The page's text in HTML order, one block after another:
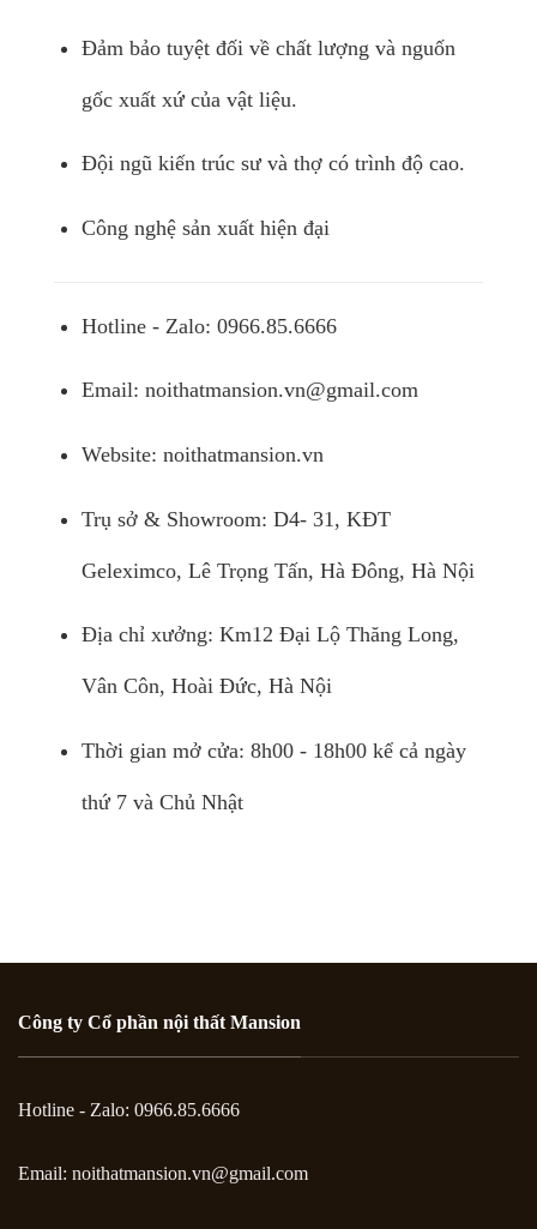
Đảm bảo tuyệt đối về chất lượng và nguốn
gốc xuất xứ của vật liệu.
Đội ngũ kiến trúc sư và thợ có trình độ cao.
Công nghệ sản xuất hiện đại
Hotline - Zalo: 0966.85.6666
Email: noithatmansion.vn@gmail.com
Website: noithatmansion.vn
Trụ sở & Showroom: D4- 31, KĐT
Geleximco, Lê Trọng Tấn, Hà Đông, Hà Nội
Địa chỉ xưởng: Km12 Đại Lộ Thăng Long,
Vân Côn, Hoài Đức, Hà Nội
Thời gian mở cửa: 8h00 - 18h00 kể cả ngày
thứ 7 và Chủ Nhật
Công ty Cổ phần nội thất Mansion
Hotline - Zalo: 0966.85.6666
Email: noithatmansion.vn@gmail.com